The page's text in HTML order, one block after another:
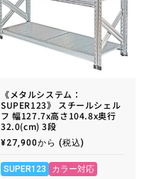
《メタルシステム：
SUPER123》 スチールシェル
フ 幅127.7x高さ104.8x奥行
32.0(cm) 3段
通
価
格
¥27,900から (税込)
SUPER123 カラー対応